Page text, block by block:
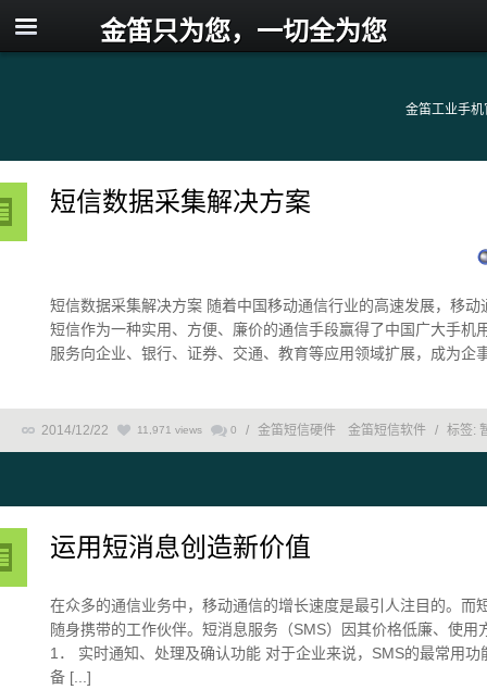
金笛工业手机
金笛只为您，一切全为您
短信数据采集解决方案
短信数据采集解决方案 随着中国移动通信行业的高速发展，移
短信作为一种实用、方便、廉价的通信手段赢得了中国广大手
服务向企业、银行、证券、交通、教育等应用领域扩展，成为
2014/12/22 11,971 views 0 / 金笛短信硬件 金笛短信软件 / 标签:
运用短消息创造新价值
在众多的通信业务中，移动通信的增长速度是最引人注目的。
随身携带的工作伙伴。短消息服务（SMS）因其价格低廉、使
1． 实时通知、处理及确认功能 对于企业来说，SMS的最常用
备 [...]